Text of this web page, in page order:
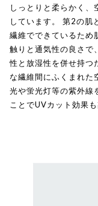
しっとりと柔らかく
しています。 第2の肌
繊維でできているため
触りと通気性の良さで
性と放湿性を併せ持つ
な繊維間にふくまれた
光や蛍光灯等の紫外線
ことでUVカット効果も